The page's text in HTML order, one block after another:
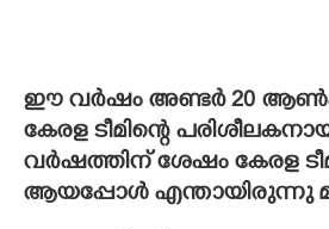
ഈ വർഷം അണ്ടർ 20
കേരള ടീമിന്റെ
വർഷത്തിന് ശേഷം കേരള
ആയപ്പോൾ എന്തായിരുന്നു